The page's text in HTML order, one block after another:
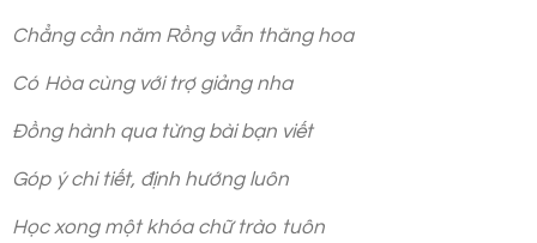
Chẳng cần năm Rồng vẫn thăng hoa
Có Hòa cùng với trợ giảng nha
Đồng hành qua từng bài bạn viết
Góp ý chi tiết, định hướng luôn
Học xong một khóa chữ trào tuôn